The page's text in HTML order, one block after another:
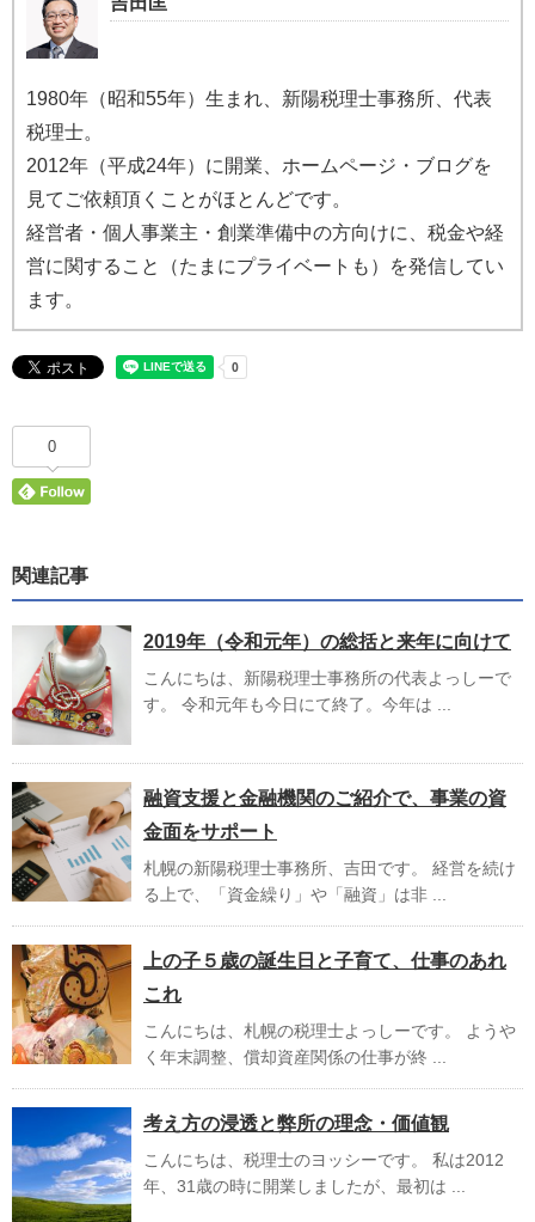
1980年（昭和55年）生まれ、新陽税理士事務所、代表
税理士。
2012年（平成24年）に開業、ホームページ・ブログを
見てご依頼頂くことがほとんどです。
経営者・個人事業主・創業準備中の方向けに、税金や経
営に関すること（たまにプライベートも）を発信してい
ます。
0
関連記事
2019年（令和元年）の総括と来年に向けて
こんにちは、新陽税理士事務所の代表よっしーで
す。 令和元年も今日にて終了。今年は ...
融資支援と金融機関のご紹介で、事業の資
金面をサポート
札幌の新陽税理士事務所、吉田です。 経営を続け
る上で、「資金繰り」や「融資」は非 ...
上の子５歳の誕生日と子育て、仕事のあれ
これ
こんにちは、札幌の税理士よっしーです。 ようや
く年末調整、償却資産関係の仕事が終 ...
考え方の浸透と弊所の理念・価値観
こんにちは、税理士のヨッシーです。 私は2012
年、31歳の時に開業しましたが、最初は ...